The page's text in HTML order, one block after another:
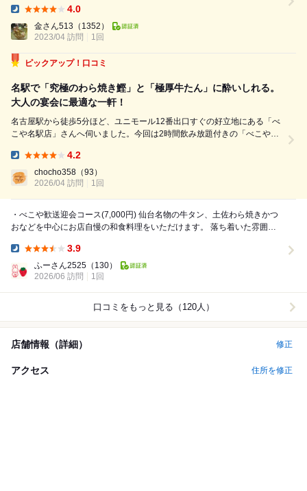
煙が漂ってましたが、しっかり換気されているので耐えれない煙たさでは
無く、しっかりと焼く様子が見れて良かったです(´∀｀)♪ この日はアラカ
ルトで好きなものをオーダーしてシェ...
4.0
金さん513 （1352）
2023/04 訪問
1回
ピックアップ！口コミ
名駅で「究極のわら焼き鰹」と「極厚牛たん」に酔いしれる。
大人の宴会に最適な一軒！
名古屋駅から徒歩5分ほど、ユニモール12番出口すぐの好立地にある「べ
こや名駅店」さんへ伺いました。今回は2時間飲み放題付きの「べこや歓
べてが主役級の美味しさでした。 まず感動したのが、名物の「土佐わら
焼き鰹のたたき」です。天...
4.2
chocho358 （93）
2026/04 訪問
1回
・べこや歓送迎会コース(7,000円) 仙台名物の牛タン、土佐わら焼きかつ
おなどを中心にお店自慢の和食料理をいただけます。 落ち着いた雰囲気
3.9
ふーさん2525 （130）
2026/06 訪問
1回
口コミをもっと見る（120人）
店舗情報（詳細） 修正
アクセス 住所を修正